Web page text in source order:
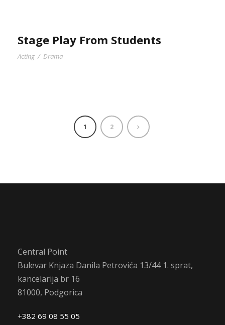
Stage Play From Students
Acting / Drama
1 2
Central Point
Bulevar Knjaza Danila Petrovića 13/44 1. sprat,
kancelarija br 16
81000, Podgorica
+382 69 08 55 05